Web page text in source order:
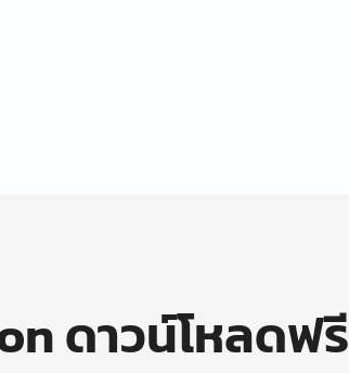
ดาวน์โหลดฟรี